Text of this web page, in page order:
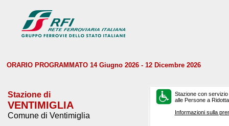
ORARIO PROGRAMMATO 14 Giugno 2026 - 12 Dicembre 2026
Stazione di
VENTIMIGLIA
Comune di Ventimiglia
Stazione con
alle Persone a
Informazioni sulla